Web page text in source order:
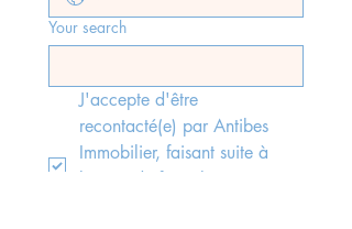
Your search
J'accepte d'être
recontacté(e) par Antibes
Immobilier, faisant suite à
l'envoi du formulaire,